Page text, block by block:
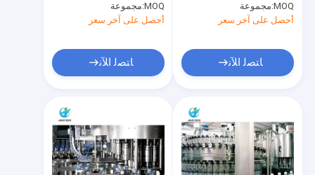
ملء الماء
MOQ: مجموعة
أحصل على آخر سعر
ﺎﺘﺼﻟ ﺍﻶﻧ
MOQ: مجموعة
أحصل على آخر سعر
ﺎﺘﺼﻟ ﺍﻶﻧ